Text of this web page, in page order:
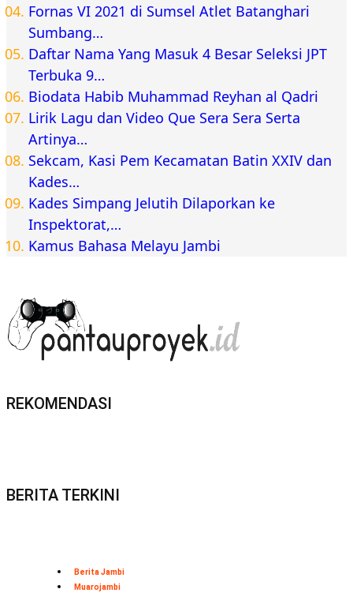
Fornas VI 2021 di Sumsel Atlet Batanghari
Sumbang…
Daftar Nama Yang Masuk 4 Besar Seleksi JPT
Terbuka 9…
Biodata Habib Muhammad Reyhan al Qadri
Lirik Lagu dan Video Que Sera Sera Serta
Artinya…
Sekcam, Kasi Pem Kecamatan Batin XXIV dan
Kades…
Kades Simpang Jelutih Dilaporkan ke
Inspektorat,…
Kamus Bahasa Melayu Jambi
REKOMENDASI
BERITA TERKINI
Berita Jambi
Muarojambi